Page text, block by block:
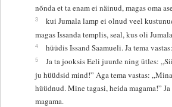
nõnda et ta enam ei näinud, magas oma
3
kui Jumala lamp ei olnud veel
magas Issanda templis, seal, kus oli
4 hüüdis Issand Saamueli. Ja tema
5
Ja ta jooksis Eeli juurde ning ütles:
ju hüüdsid mind!” Aga tema vastas:
hüüdnud. Mine tagasi, heida magama!”
magama.